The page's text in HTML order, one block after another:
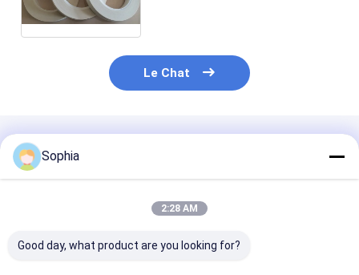
Le Chat
Produits Recommandés
Sophia
2:28 AM
Good day, what product are you looking for?